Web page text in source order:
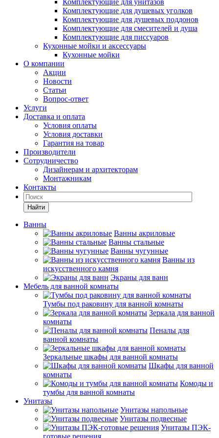
Комплектующие для унитазов
Комплектующие для душевых уголков
Комплектующие для душевых поддонов
Комплектующие для смесителей и душа
Комплектующие для писсуаров
Кухонные мойки и аксессуары
Кухонные мойки
О компании
Акции
Новости
Статьи
Вопрос-ответ
Услуги
Доставка и оплата
Условия оплаты
Условия доставки
Гарантия на товар
Производители
Сотрудничество
Дизайнерам и архитекторам
Монтажникам
Контакты
Найти
Ванны
Ванны акриловые
Ванны стальные
Ванны чугунные
Ванны из
искусственного камня
Экраны для ванн
Мебель для ванной комнаты
Тумбы под раковину для ванной комнаты
Зеркала для ванной
комнаты
Пеналы для
ванной комнаты
Зеркальные шкафы для ванной комнаты
Шкафы для ванной
комнаты
Комоды и
тумбы для ванной комнаты
Унитазы
Унитазы напольные
Унитазы подвесные
Унитазы ПЭК-
готовые решения